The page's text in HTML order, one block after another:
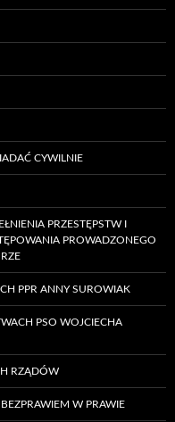
CYWILNIE
PRZESTĘPSTW I
PROWADZONEGO
PPR ANNY SUROWIAK
PSO WOJCIECHA
RZĄDÓW
W PRAWIE